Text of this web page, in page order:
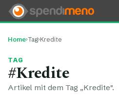
Home›Tag›Kredite
TAG
#Kredite
Artikel mit dem Tag „Kredite".